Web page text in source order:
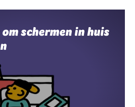
schermen in huis